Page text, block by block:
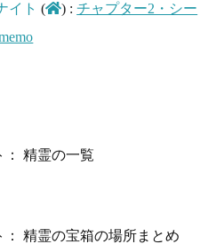
イト ( ) :チャプター2・シー
： 精霊の一覧
： 精霊の宝箱の場所まとめ